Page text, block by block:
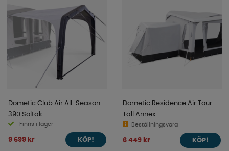
Dometic Club Air All-Season
390 Soltak
Finns i lager
9 699 kr KÖP!
Dometic Residence Air Tour
Tall Annex
Beställningsvara
6 449 kr KÖP!